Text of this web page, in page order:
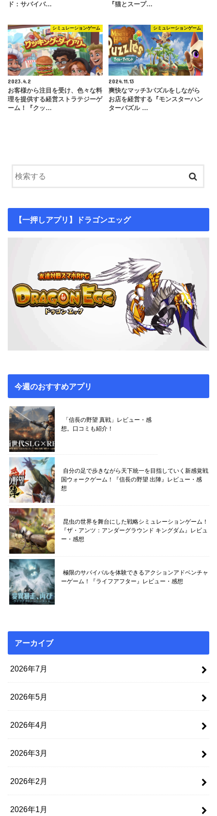
ド：サバイバ…
『猫とスープ…
シミュレーションゲーム
2023.4.2
お客様から注目を受け、色々な料
理を提供する経営ストラテジーゲ
ーム！『クッ…
シミュレーションゲーム
2024.11.13
爽快なマッチ3パズルをしながら
お店を経営する『モンスターハン
ターパズル …
【一押しアプリ】ドラゴンエッグ
今週のおすすめアプリ
「信長の野望 真戦」レビュー・感
想。口コミも紹介！
自分の足で歩きながら天下統一を目指していく新感覚戦
国ウォークゲーム！『信長の野望 出陣』レビュー・感
想
昆虫の世界を舞台にした戦略シミュレーションゲーム！
『ザ・アンツ：アンダーグラウンド キングダム』レビュ
ー・感想
極限のサバイバルを体験できるアクションアドベンチャ
ーゲーム！『ライフアフター』レビュー・感想
アーカイブ
2026年7月
2026年5月
2026年4月
2026年3月
2026年2月
2026年1月